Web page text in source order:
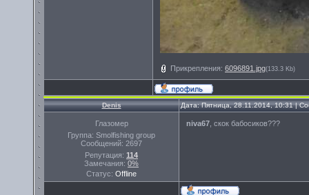
Прикрепления: 6096891.jpg(133.3 Kb)
Denis Дата: Пятница, 28.11.2014, 10:31 |
Глазомер
Группа: Smolfishing group
Сообщений: 2697
Репутация: 114
Замечания: 0%
Статус: Offline
niva67 , скок бабосиков???